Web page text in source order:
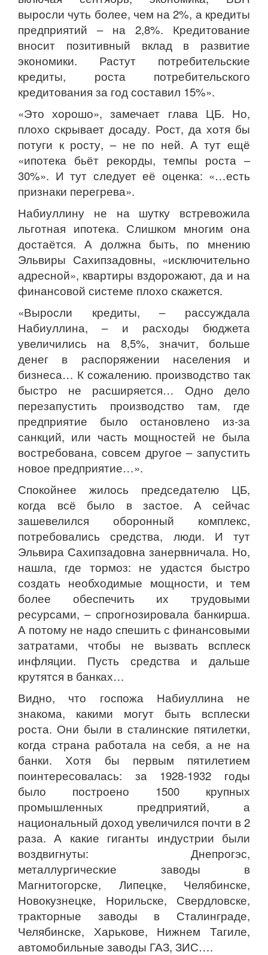
выросли чуть более, чем на 2%, а кредиты
предприятий – на 2,8%. Кредитование
вносит позитивный вклад в развитие
экономики. Растут потребительские
кредиты, роста потребительского
кредитования за год составил 15%».
«Это хорошо», замечает глава ЦБ. Но,
плохо скрывает досаду. Рост, да хотя бы
потуги к росту, – не по ней. А тут ещё
«ипотека бьёт рекорды, темпы роста –
30%». И тут следует её оценка: «…есть
признаки перегрева».
Набиуллину не на шутку встревожила
льготная ипотека. Слишком многим она
достаётся. А должна быть, по мнению
Эльвиры Сахипзадовны, «исключительно
адресной», квартиры вздорожают, да и на
финансовой системе плохо скажется.
«Выросли кредиты, – рассуждала
Набиуллина, – и расходы бюджета
увеличились на 8,5%, значит, больше
денег в распоряжении населения и
бизнеса… К сожалению. производство так
быстро не расширяется… Одно дело
перезапустить производство там, где
предприятие было остановлено из-за
санкций, или часть мощностей не была
востребована, совсем другое – запустить
новое предприятие…».
Спокойнее жилось председателю ЦБ,
когда всё было в застое. А сейчас
зашевелился оборонный комплекс,
потребовались средства, люди. И тут
Эльвира Сахипзадовна занервничала. Но,
нашла, где тормоз: не удастся быстро
создать необходимые мощности, и тем
более обеспечить их трудовыми
ресурсами, – спрогнозировала банкирша.
А потому не надо спешить с финансовыми
затратами, чтобы не вызвать всплеск
инфляции. Пусть средства и дальше
крутятся в банках…
Видно, что госпожа Набиуллина не
знакома, какими могут быть всплески
роста. Они были в сталинские пятилетки,
когда страна работала на себя, а не на
банки. Хотя бы первым пятилетием
поинтересовалась: за 1928-1932 годы
было построено 1500 крупных
промышленных предприятий, а
национальный доход увеличился почти в 2
раза. А какие гиганты индустрии были
воздвигнуты: Днепрогэс,
металлургические заводы в
Магнитогорске, Липецке, Челябинске,
Новокузнецке, Норильске, Свердловске,
тракторные заводы в Сталинграде,
Челябинске, Харькове, Нижнем Тагиле,
автомобильные заводы ГАЗ, ЗИС….